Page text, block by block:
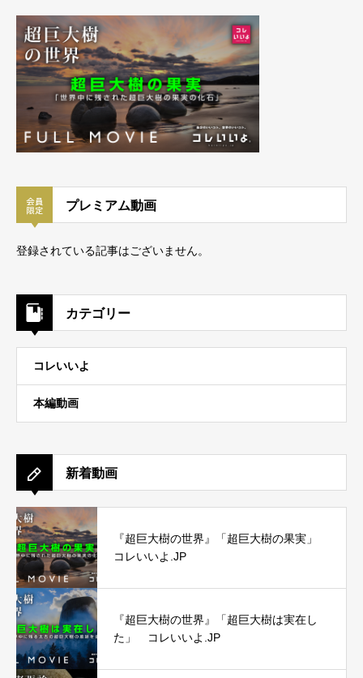
プレミアム動画
登録されている記事はございません。
カテゴリー
コレいいよ
本編動画
新着動画
『超巨大樹の世界』「超巨大樹の果実」
コレいいよ.JP
『超巨大樹の世界』「超巨大樹は実在し
た」 コレいいよ.JP